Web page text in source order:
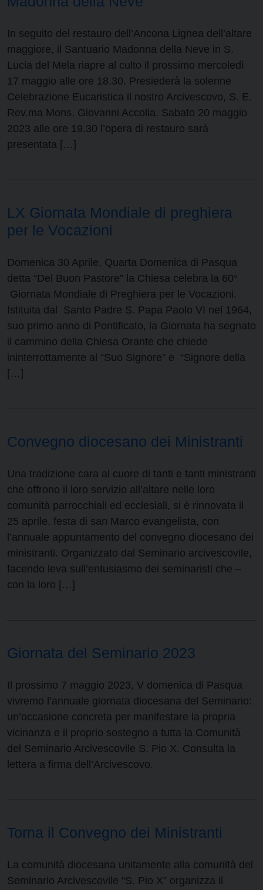
In seguito del restauro dell’Ancona Lignea dell’altare
maggiore, il Santuario Madonna della Neve in S.
Lucia del Mela riapre al culto il prossimo mercoledì
17 maggio alle ore 18.30. Presiederà la solenne
Celebrazione Eucaristica il nostro Arcivescovo, S. E.
Rev.ma Mons. Giovanni Accolla. Sabato 20 maggio
2023 alle ore 19.30 l’opera di restauro sarà
presentata […]
LX Giornata Mondiale di preghiera
per le Vocazioni
Domenica 30 Aprile, Quarta Domenica di Pasqua
detta “Del Buon Pastore” la Chiesa celebra la 60°
Giornata Mondiale di Preghiera per le Vocazioni.
Istituita dal Santo Padre S. Papa Paolo VI nel 1964,
suo primo anno di Pontificato, la Giornata ha segnato
il cammino della Chiesa Orante che chiede
ininterrottamente al “Suo Signore” e “Signore della
[…]
Convegno diocesano dei Ministranti
Una tradizione cara al cuore di tanti e tanti ministranti
che offrono il loro servizio all’altare nelle loro
comunità parrocchiali ed ecclesiali, si è rinnovata il
25 aprile, festa di san Marco evangelista, con
l’annuale appuntamento del convegno diocesano dei
ministranti. Organizzato dal Seminario arcivescovile,
facendo leva sull’entusiasmo dei seminaristi che –
con la loro […]
Giornata del Seminario 2023
Il prossimo 7 maggio 2023, V domenica di Pasqua
vivremo l’annuale giornata diocesana del Seminario:
un’occasione concreta per manifestare la propria
vicinanza e il proprio sostegno a tutta la Comunità
del Seminario Arcivescovile S. Pio X. Consulta la
lettera a firma dell’Arcivescovo.
Torna il Convegno dei Ministranti
La comunità diocesana unitamente alla comunità del
Seminario Arcivescovile “S. Pio X” organizza il